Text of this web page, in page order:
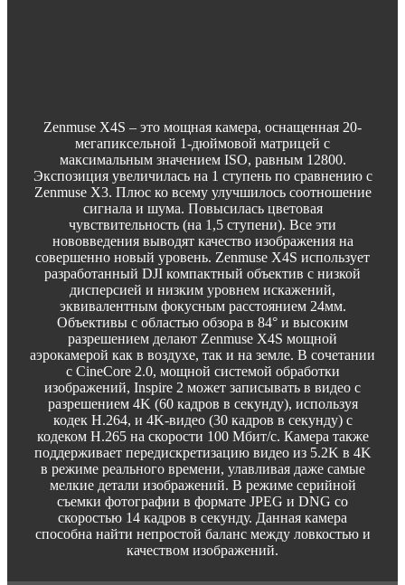
Zenmuse X4S – это мощная камера, оснащенная 20-
мегапиксельной 1-дюймовой матрицей с
максимальным значением ISO, равным 12800.
Экспозиция увеличилась на 1 ступень по сравнению с
Zenmuse X3. Плюс ко всему улучшилось соотношение
сигнала и шума. Повысилась цветовая
чувствительность (на 1,5 ступени). Все эти
нововведения выводят качество изображения на
совершенно новый уровень. Zenmuse X4S использует
разработанный DJI компактный объектив с низкой
дисперсией и низким уровнем искажений,
эквивалентным фокусным расстоянием 24мм.
Объективы с областью обзора в 84° и высоким
разрешением делают Zenmuse X4S мощной
аэрокамерой как в воздухе, так и на земле. В сочетании
с CineCore 2.0, мощной системой обработки
изображений, Inspire 2 может записывать в видео с
разрешением 4K (60 кадров в секунду), используя
кодек H.264, и 4K-видео (30 кадров в секунду) с
кодеком H.265 на скорости 100 Мбит/с. Камера также
поддерживает передискретизацию видео из 5.2K в 4K
в режиме реального времени, улавливая даже самые
мелкие детали изображений. В режиме серийной
съемки фотографии в формате JPEG и DNG со
скоростью 14 кадров в секунду. Данная камера
способна найти непростой баланс между ловкостью и
качеством изображений.